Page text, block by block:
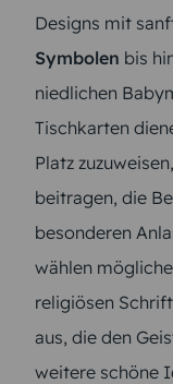
Designs mit
Symbolen bis
niedlichen
Tischkarten
Platz
beitragen, die
besonderen
wählen
religiösen
aus, die den
weitere schöne